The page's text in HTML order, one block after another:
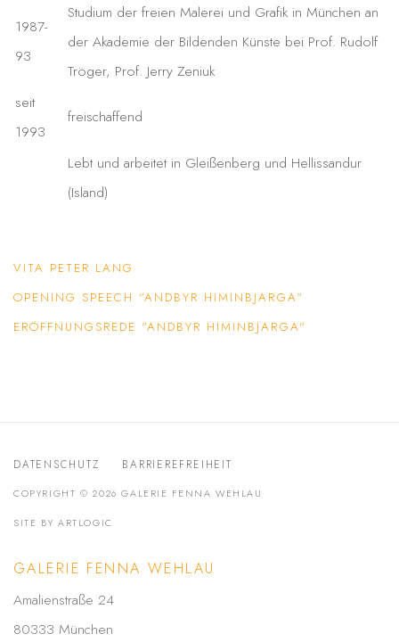
1987-
93
Studium der freien Malerei und Grafik in München an
der Akademie der Bildenden Künste bei Prof. Rudolf
Tröger, Prof. Jerry Zeniuk
seit
1993
freischaffend
Lebt und arbeitet in Gleißenberg und Hellissandur
(Island)
VITA PETER LANG
(PDF, OPENS IN A NEW TAB.)
OPENING SPEECH "ANDBYR HIMINBJARGA"
(PDF, OPENS IN A NEW TAB.)
ERÖFFNUNGSREDE "ANDBYR HIMINBJARGA"
DATENSCHUTZ BARRIEREFREIHEIT
COPYRIGHT © 2026 GALERIE FENNA WEHLAU
SITE BY ARTLOGIC
GALERIE FENNA WEHLAU
Amalienstraße 24
80333 München